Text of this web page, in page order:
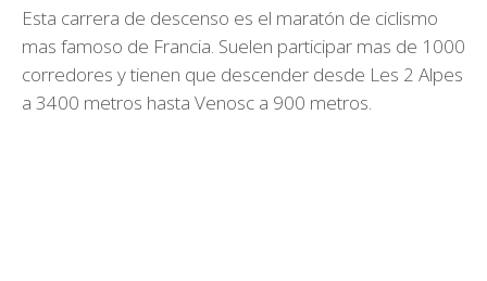
Esta carrera de descenso es el maratón de ciclismo
mas famoso de Francia. Suelen participar mas de 1000
corredores y tienen que descender desde Les 2 Alpes
a 3400 metros hasta Venosc a 900 metros.